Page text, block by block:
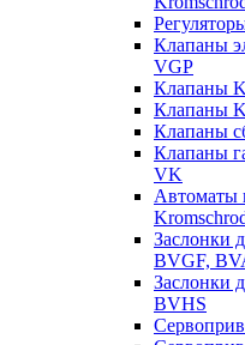
Клапаны
VGP
Клапаны
Клапаны
Клапаны
Клапаны
VK
Автоматы
Заслонки
BVGF,
Заслонки
BVHS